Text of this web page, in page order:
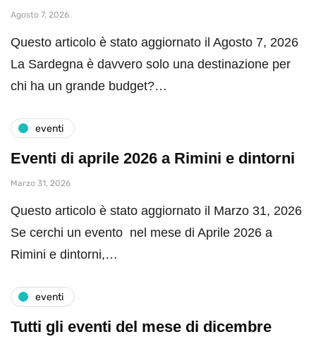
Agosto 7, 2026
Questo articolo è stato aggiornato il Agosto 7, 2026
La Sardegna è davvero solo una destinazione per
chi ha un grande budget?…
eventi
Eventi di aprile 2026 a Rimini e dintorni
Marzo 31, 2026
Questo articolo è stato aggiornato il Marzo 31, 2026
Se cerchi un evento nel mese di Aprile 2026 a
Rimini e dintorni,…
eventi
Tutti gli eventi del mese di dicembre